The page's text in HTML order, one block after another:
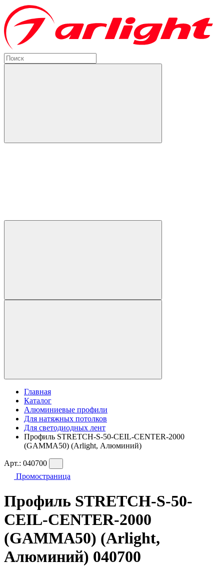
Главная
Каталог
Алюминиевые профили
Для натяжных потолков
Для светодиодных лент
Профиль STRETCH-S-50-CEIL-CENTER-2000
(GAMMA50) (Arlight, Алюминий)
Арт.: 040700
Промостраница
Профиль STRETCH-S-50-
CEIL-CENTER-2000
(GAMMA50) (Arlight,
Алюминий) 040700